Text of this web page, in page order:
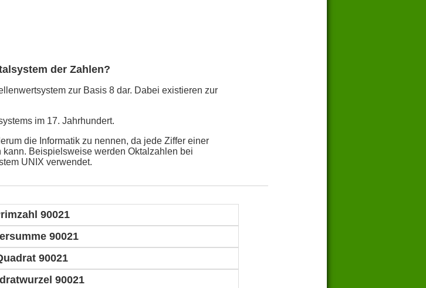
der Zahlen?
zur Basis 8 dar. Dabei existieren zur
im 17. Jahrhundert.
die Informatik zu nennen, da jede Ziffer einer
Beispielsweise werden Oktalzahlen bei
UNIX verwendet.
90021
90021
90021
90021